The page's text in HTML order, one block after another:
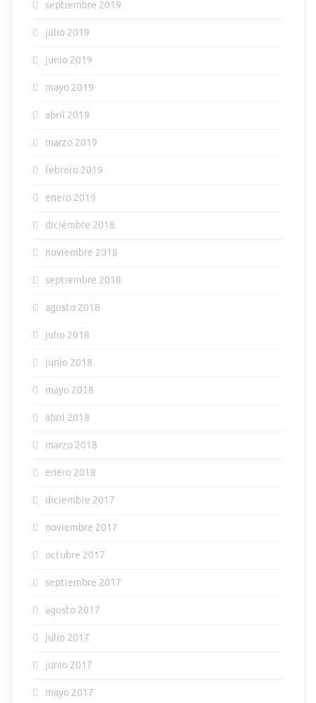
septiembre 2019
julio 2019
junio 2019
mayo 2019
abril 2019
marzo 2019
febrero 2019
enero 2019
diciembre 2018
noviembre 2018
septiembre 2018
agosto 2018
julio 2018
junio 2018
mayo 2018
abril 2018
marzo 2018
enero 2018
diciembre 2017
noviembre 2017
octubre 2017
septiembre 2017
agosto 2017
julio 2017
junio 2017
mayo 2017